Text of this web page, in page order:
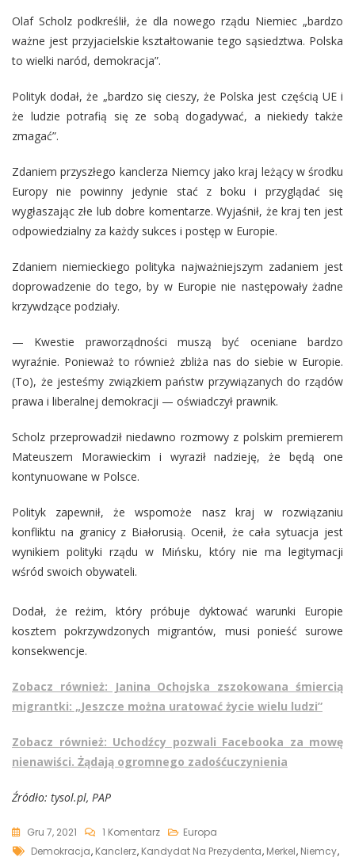
Olaf Scholz podkreślił, że dla nowego rządu Niemiec „bardzo
ważne jest przyjacielskie kształtowanie tego sąsiedztwa. Polska
to wielki naród, demokracja”.
Polityk dodał, że „bardzo się cieszy, że Polska jest częścią UE i
że ludzie potrafią się ze sobą dogadywać, a niekiedy także
zmagać”.
Zdaniem przyszłego kanclerza Niemcy jako kraj leżący w środku
Europy nie powinny jedynie stać z boku i przyglądać się
wygłaszając złe lub dobre komentarze. Wyjaśnił, że kraj ten jest
odpowiedzialny za każdy sukces i postęp w Europie.
Zdaniem niemieckiego polityka najważniejszym zadaniem jest
doprowadzenie do tego, by w Europie nie następowały żadne
krzywdzące podziały.
— Kwestie praworządności muszą być oceniane bardzo
wyraźnie. Ponieważ to również zbliża nas do siebie w Europie.
(To), że jesteśmy związkiem państw przywiązanych do rządów
prawa i liberalnej demokracji — oświadczył prawnik.
Scholz przeprowadził niedawno rozmowy z polskim premierem
Mateuszem Morawieckim i wyraził nadzieję, że będą one
kontynuowane w Polsce.
Polityk zapewnił, że wspomoże nasz kraj w rozwiązaniu
konfliktu na granicy z Białorusią. Ocenił, że cała sytuacja jest
wynikiem polityki rządu w Mińsku, który nie ma legitymacji
wśród swoich obywateli.
Dodał, że reżim, który próbuje dyktować warunki Europie
kosztem pokrzywdzonych migrantów, musi ponieść surowe
konsekwencje.
Zobacz również: Janina Ochojska zszokowana śmiercią
migrantki: „Jeszcze można uratować życie wielu ludzi”
Zobacz również: Uchodźcy pozwali Facebooka za mowę
nienawiści. Żądają ogromnego zadośćuczynienia
Źródło: tysol.pl, PAP
Gru 7, 2021 1 KomentarzDo
Przyszły
Europa
Tags
Demokracja, Kanclerz, Kandydat Na Prezydenta, Merkel, Niemcy,